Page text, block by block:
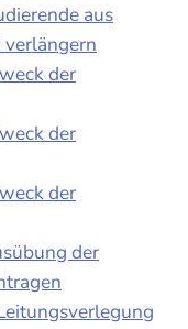
aus
der
der
der
der